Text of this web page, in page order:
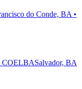
do Conde, BA •
COELBASalvador, BA